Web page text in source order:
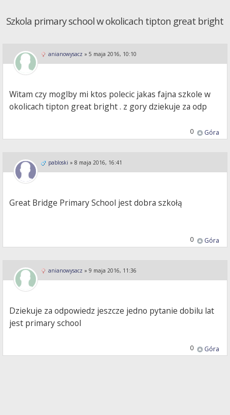
Szkola primary school w okolicach tipton great bright
anianowysacz » 5 maja 2016, 10:10
Witam czy moglby mi ktos polecic jakas fajna szkole w
okolicach tipton great bright . z gory dziekuje za odp
Góra
0
pabloski » 8 maja 2016, 16:41
Great Bridge Primary School jest dobra szkołą
Góra
0
anianowysacz » 9 maja 2016, 11:36
Dziekuje za odpowiedz jeszcze jedno pytanie dobilu lat
jest primary school
Góra
0